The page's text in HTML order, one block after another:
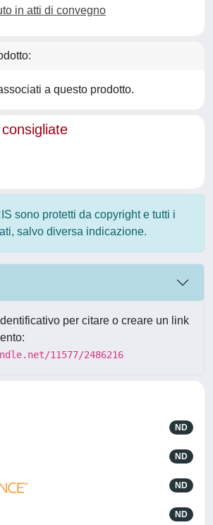
in atti di convegno
a questo prodotto.
sono protetti da copyright e tutti i
salvo diversa indicazione.
per citare o creare un link
11577/2486216
ND
ND
ND
ND